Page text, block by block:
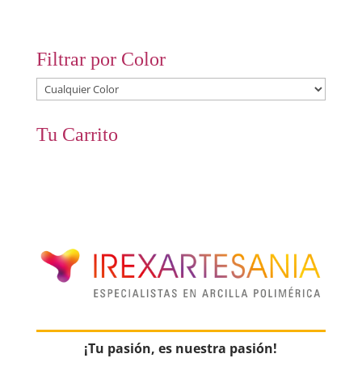
Filtrar por Color
Tu Carrito
¡Tu pasión, es nuestra pasión!